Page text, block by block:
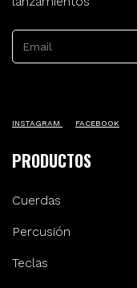
INSTAGRAM FACEBOOK
PRODUCTOS
Cuerdas
Percusión
Teclas